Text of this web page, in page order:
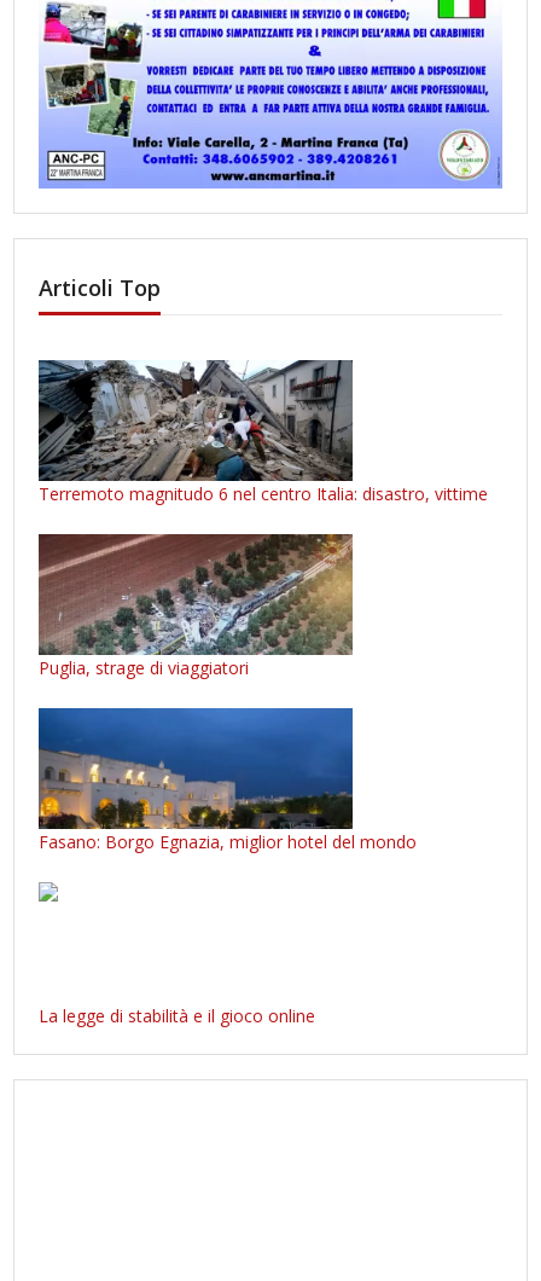
Articoli Top
Terremoto magnitudo 6 nel centro Italia: disastro, vittime
Puglia, strage di viaggiatori
Fasano: Borgo Egnazia, miglior hotel del mondo
La legge di stabilità e il gioco online